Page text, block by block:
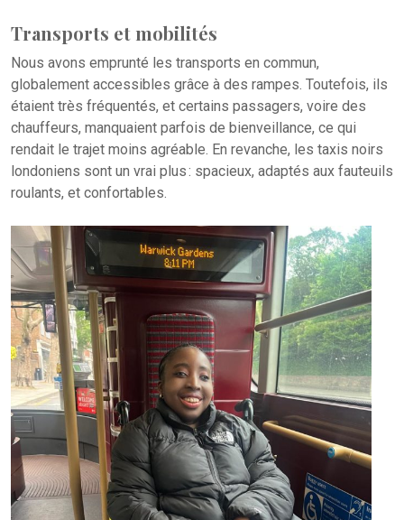
Transports et mobilités
Nous avons emprunté les transports en commun,
globalement accessibles grâce à des rampes. Toutefois, ils
étaient très fréquentés, et certains passagers, voire des
chauffeurs, manquaient parfois de bienveillance, ce qui
rendait le trajet moins agréable. En revanche, les taxis noirs
londoniens sont un vrai plus : spacieux, adaptés aux fauteuils
roulants, et confortables.